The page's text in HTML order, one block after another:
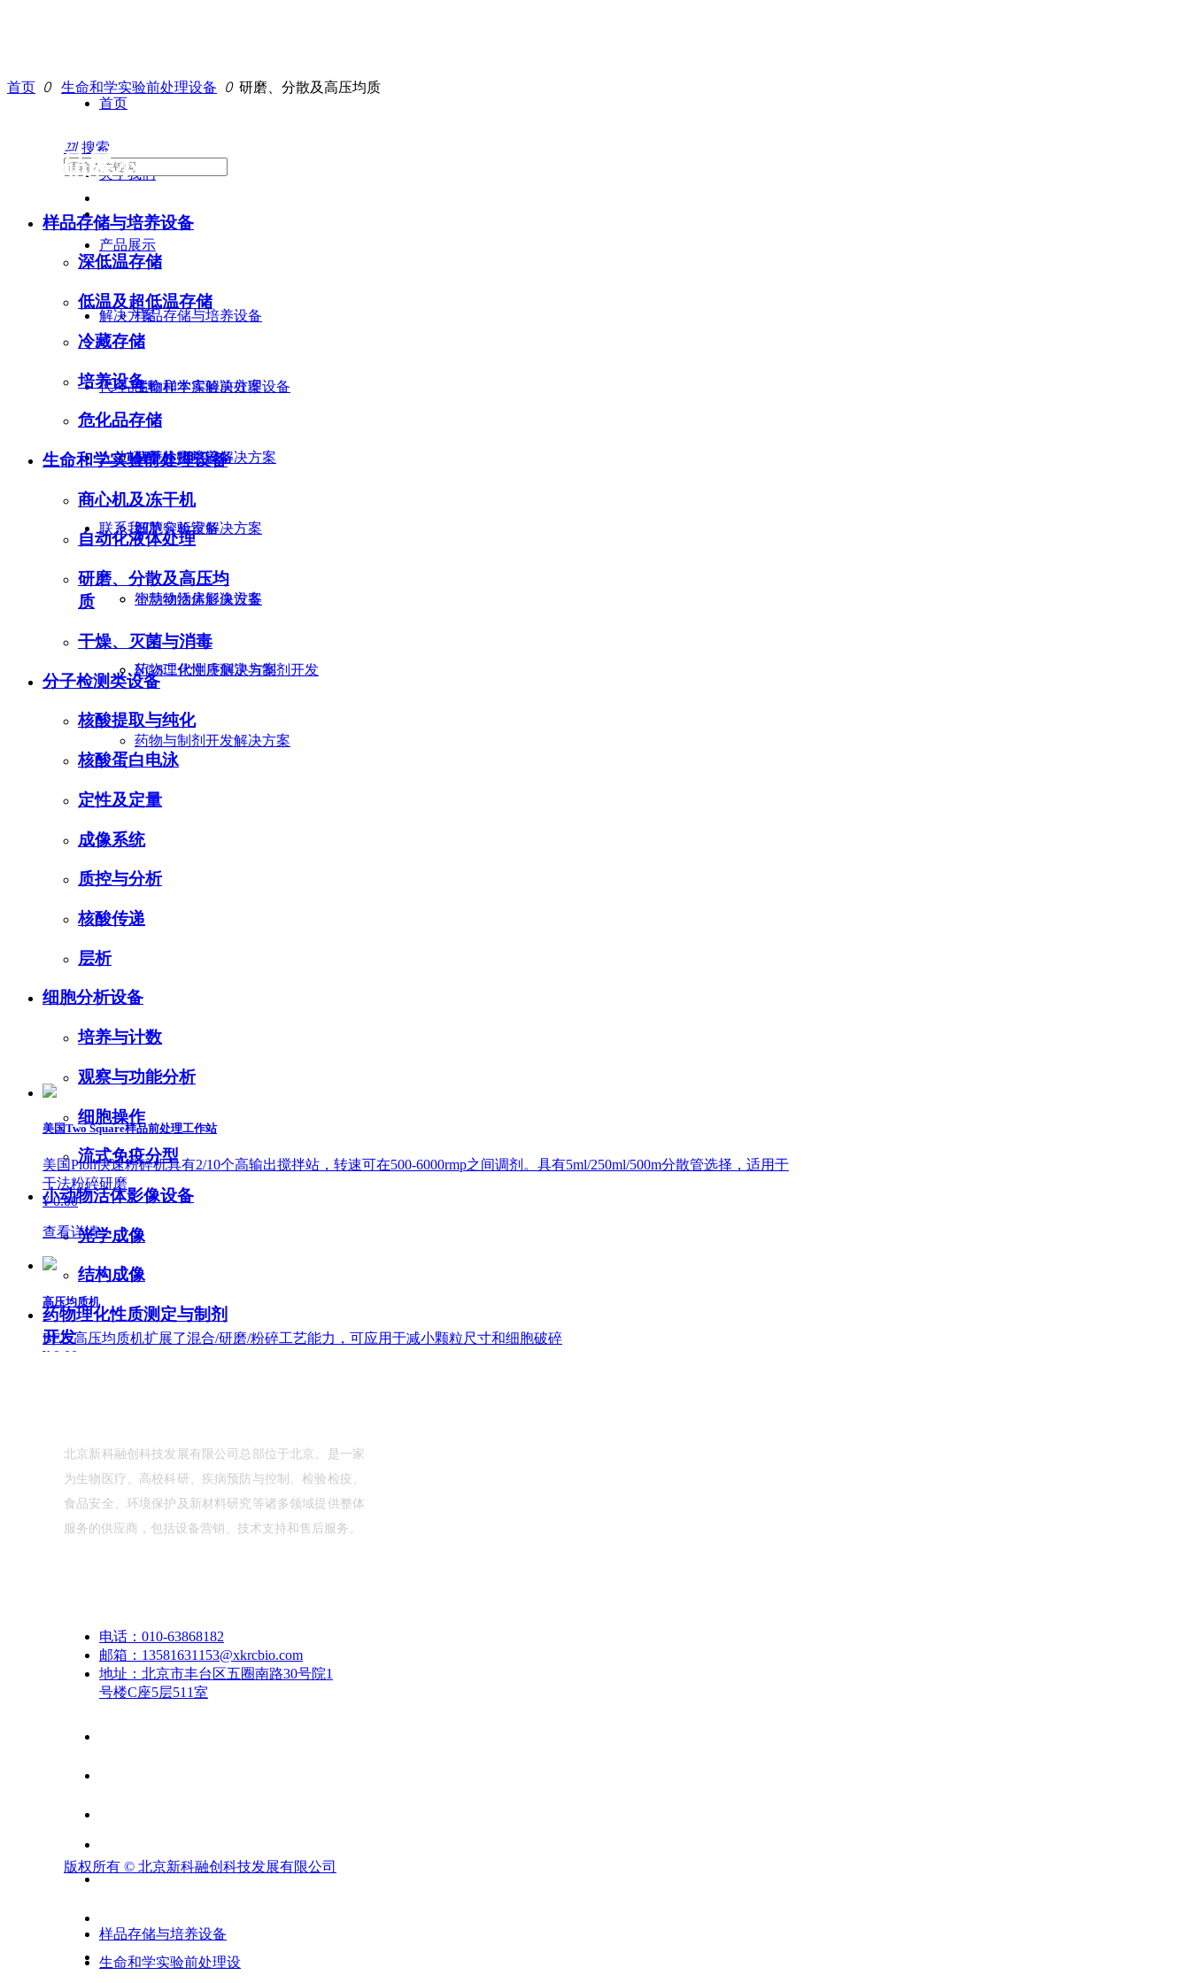
首页
关于我们
产品展示
样品存储与培养设备
生命和学实验前处理设备
分子检测类设备
细胞分析设备
小动物活体影像设备
药物理化性质测定与制剂开发
解决方案
生物样本库解决方案
智慧生物培养解决方案
智慧实验室解决方案
智慧动物房解决方案
NGS二代测序解决方案
药物与制剂开发解决方案
代理品牌
人才招聘
联系我们
끠 搜索
首页 ꄲ 生命和学实验前处理设备 ꄲ 研磨、分散及高压均质
产品展示
样品存储与培养设备
深低温存储
低温及超低温存储
冷藏存储
培养设备
危化品存储
生命和学实验前处理设备
商心机及冻干机
自动化液体处理
研磨、分散及高压均
质
干燥、灭菌与消毒
分子检测类设备
核酸提取与纯化
核酸蛋白电泳
定性及定量
成像系统
质控与分析
核酸传递
层析
细胞分析设备
培养与计数
观察与功能分析
细胞操作
流式免疫分型
小动物活体影像设备
光学成像
结构成像
药物理化性质测定与制剂
开发
美国Two Square样品前处理工作站
美国Pion快速粉碎机具有2/10个高输出搅拌站，转速可在500-6000rmp之间调剂。具有5ml/250ml/500m分散管选择，适用于
干法粉碎研磨
¥ 0.00
查看详情 >
高压均质机
BEE 高压均质机扩展了混合/研磨/粉碎工艺能力，可应用于减小颗粒尺寸和细胞破碎
¥ 0.00
实验室注射泵
¥ 0.00
BT101F分配型智能蠕动泵采用彩色液晶和触摸屏技术，操作界面简单，直观明了。主要适用于各种复杂的液体定量分
配、定量给料。液量分配模式更加方便；对产量要求高时，使用时间分配模式更加方便；需要将一定液体分装为若干份液
体时请使用复制分配模式。设置为流量模式时，等同于一台流量型蠕动泵。为了减小不必要的风扇噪音，采用了智能温控
技术。RS485通讯，兼容Modbus协议，更易于与其他控制设备如计算机、人机界面、PLC等连接。
北京新科融创科技发展有限公司总部位于北京。是一家
为生物医疗、高校科研、疾病预防与控制、检验检疫、
食品安全、环境保护及新材料研究等诸多领域提供整体
服务的供应商，包括设备营销、技术支持和售后服务。
电话： 010-63868182
邮箱： 13581631153@xkrcbio.com
地址： 北京市丰台区五圈南路30号院1
号楼C座5层511室
版权所有 © 北京新科融创科技发展有限公司
样品存储与培养设备
生命和学实验前处理设